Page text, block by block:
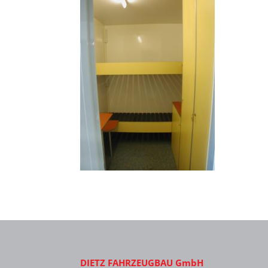
DIETZ FAHRZEUGBAU GmbH